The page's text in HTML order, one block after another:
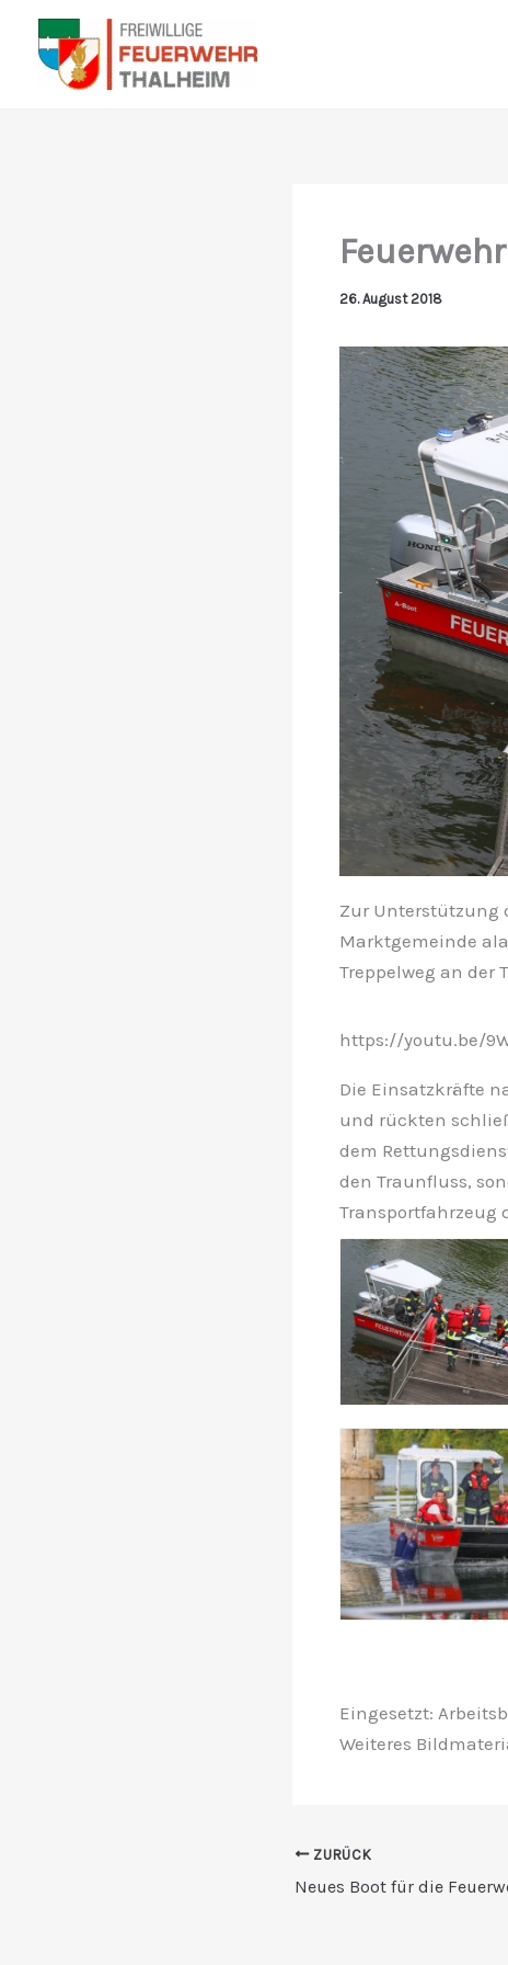
Zum
Inhalt
springen
26. August 2018
Zur Unterstützung
Marktgemeinde
Treppelweg an der
https://youtu.be/
Die Einsatzkräfte
und rückten
dem
den Traunfluss,
Transportfahrzeug
Eingesetzt:
Weiteres
ZURÜCK
Neues Boot für die